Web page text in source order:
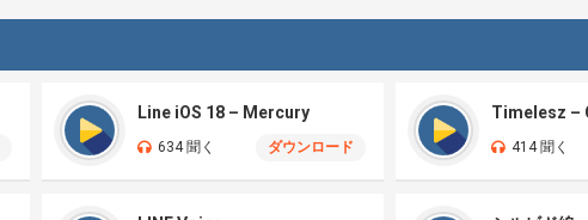
Line iOS 18 – Mercury
634 聞く ダウンロード 414 聞く